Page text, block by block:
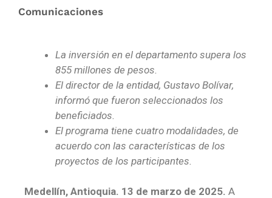
Comunicaciones
La inversión en el departamento supera los
855 millones de pesos.
El director de la entidad, Gustavo Bolívar,
informó que fueron seleccionados los
beneficiados.
El programa tiene cuatro modalidades, de
acuerdo con las características de los
proyectos de los participantes.
Medellín, Antioquia. 13 de marzo de 2025. A